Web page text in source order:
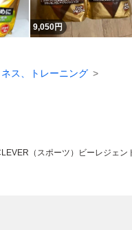
9,050円
ス、トレーニング
（スポーツ） ビーレジェン